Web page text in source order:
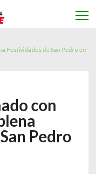
Festividades de San Pedro en
con
Pedro